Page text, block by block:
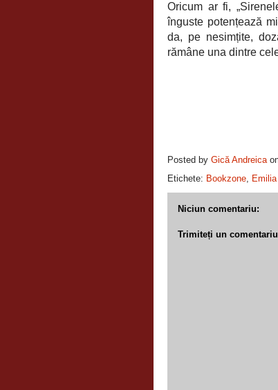
Oricum ar fi,
înguste potențează
da, pe nesimțite,
rămâne una dintre
Posted by Gică Andreica
Etichete: Bookzone
Niciun comentariu:
Trimiteți un comentariu